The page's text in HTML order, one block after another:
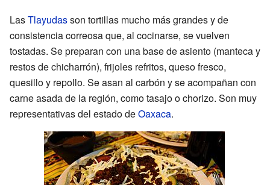
LasTlayudasson tortillas mucho más grandes y de
consistencia correosa que, al cocinarse, se vuelven
tostadas. Se preparan con una base de asiento (manteca y
restos de chicharrón), frijoles refritos, queso fresco,
quesillo y repollo. Se asan al carbón y se acompañan con
carne asada de la región, como tasajo o chorizo. Son muy
representativas del estado deOaxaca.